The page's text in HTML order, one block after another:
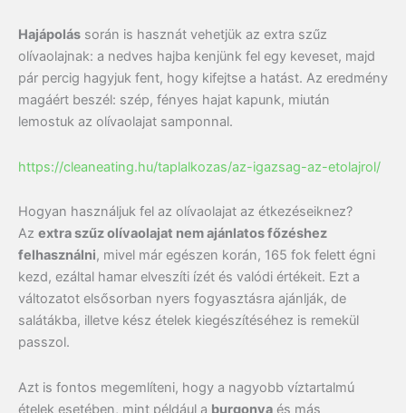
Hajápolás során is hasznát vehetjük az extra szűz
olívaolajnak: a nedves hajba kenjünk fel egy keveset, majd
pár percig hagyjuk fent, hogy kifejtse a hatást. Az eredmény
magáért beszél: szép, fényes hajat kapunk, miután
lemostuk az olívaolajat samponnal.
https://cleaneating.hu/taplalkozas/az-igazsag-az-etolajrol/
Hogyan használjuk fel az olívaolajat az étkezéseiknez?
Az extra szűz olívaolajat nem ajánlatos főzéshez
felhasználni, mivel már egészen korán, 165 fok felett égni
kezd, ezáltal hamar elveszíti ízét és valódi értékeit. Ezt a
változatot elsősorban nyers fogyasztásra ajánlják, de
salátákba, illetve kész ételek kiegészítéséhez is remekül
passzol.
Azt is fontos megemlíteni, hogy a nagyobb víztartalmú
ételek esetében, mint például a burgonya és más